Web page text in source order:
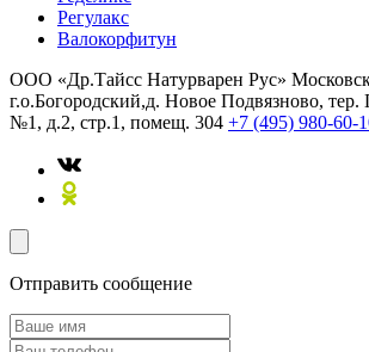
Регулакс
Валокорфитун
ООО «Др.Тайсс Натурварен Рус»
г.о.Богородский,д. Новое Подвязново,
№1, д.2, стр.1, помещ. 304 +7 (495) 980-60-
Отправить сообщение